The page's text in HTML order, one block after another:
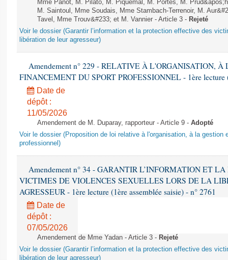
Mme Panot, M. Pilato, M. Piquemal, M. Portes, M.
M. Saintoul, Mme Soudais, Mme Stambach-Terrenoir, M.
Tavel, Mme Trouv&#233; et M. Vannier - Article 3 - Rejeté
Voir le dossier (Garantir l’information et la protection effective des
libération de leur agresseur)
Amendement n° 229 - RELATIVE À L'ORGANISATION,
FINANCEMENT DU SPORT PROFESSIONNEL - 1ère lecture
Date de
dépôt :
11/05/2026
Amendement de M. Duparay, rapporteur - Article 9 - Adopté
Voir le dossier (Proposition de loi relative à l'organisation, à la gestion
professionnel)
Amendement n° 34 - GARANTIR L’INFORMATION ET
VICTIMES DE VIOLENCES SEXUELLES LORS DE LA
AGRESSEUR - 1ère lecture (1ère assemblée saisie) - n° 2761
Date de
dépôt :
07/05/2026
Amendement de Mme Yadan - Article 3 - Rejeté
Voir le dossier (Garantir l’information et la protection effective des
libération de leur agresseur)